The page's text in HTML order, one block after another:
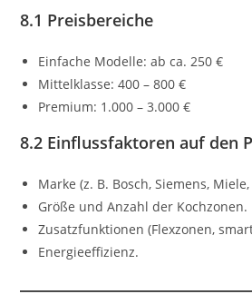
8.1 Preisbereiche
Einfache Modelle: ab ca. 250 €
Mittelklasse: 400 – 800 €
Premium: 1.000 – 3.000 €
8.2 Einflussfaktoren auf den
Marke (z. B. Bosch, Siemens, Miele,
Größe und Anzahl der Kochzonen.
Zusatzfunktionen (Flexzonen,
Energieeffizienz.